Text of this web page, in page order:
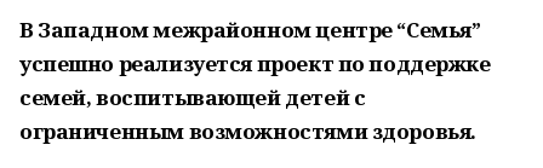
В Западном межрайонном центре “Семья”
успешно реализуется проект по поддержке
семей, воспитывающей детей с
ограниченным возможностями здоровья.